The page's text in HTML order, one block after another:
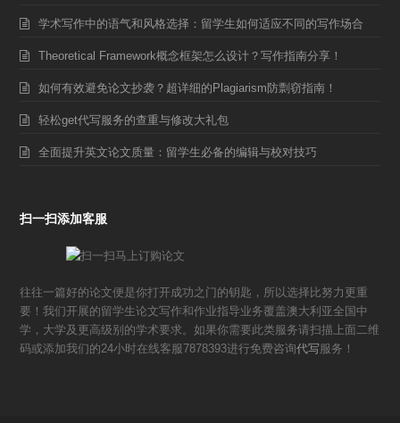
学术写作中的语气和风格选择：留学生如何适应不同的写作场合
Theoretical Framework概念框架怎么设计？写作指南分享！
如何有效避免论文抄袭？超详细的Plagiarism防剽窃指南！
轻松get代写服务的查重与修改大礼包
全面提升英文论文质量：留学生必备的编辑与校对技巧
扫一扫添加客服
往往一篇好的论文便是你打开成功之门的钥匙，所以选择比努力更重
要！我们开展的留学生论文写作和作业指导业务覆盖澳大利亚全国中
学，大学及更高级别的学术要求。如果你需要此类服务请扫描上面二维
码或添加我们的24小时在线客服7878393进行免费咨询代写服务！